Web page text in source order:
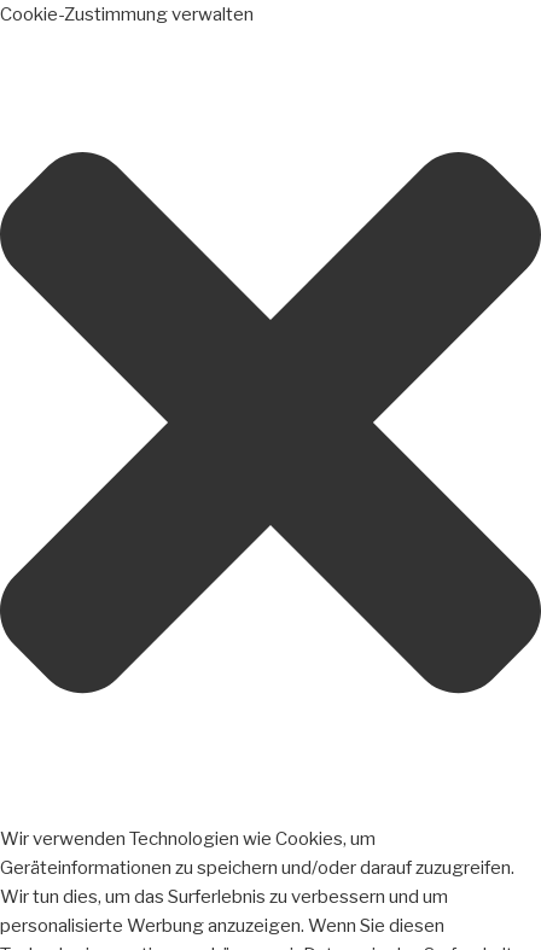
Cookie-Zustimmung verwalten
Wir verwenden Technologien wie Cookies, um
Geräteinformationen zu speichern und/oder darauf zuzugreifen.
Wir tun dies, um das Surferlebnis zu verbessern und um
personalisierte Werbung anzuzeigen. Wenn Sie diesen